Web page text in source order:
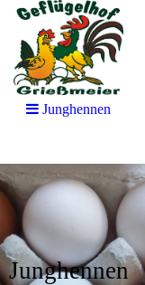
Junghennen
Junghennen